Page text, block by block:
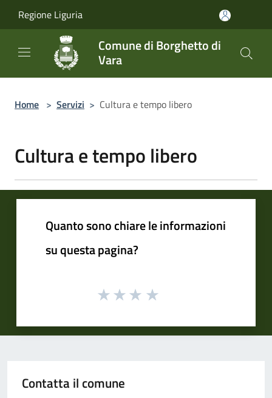
Regione Liguria
Comune di Borghetto di
Vara
Home > Servizi > Cultura e tempo libero
Cultura e tempo libero
Quanto sono chiare le informazioni
su questa pagina?
Contatta il comune